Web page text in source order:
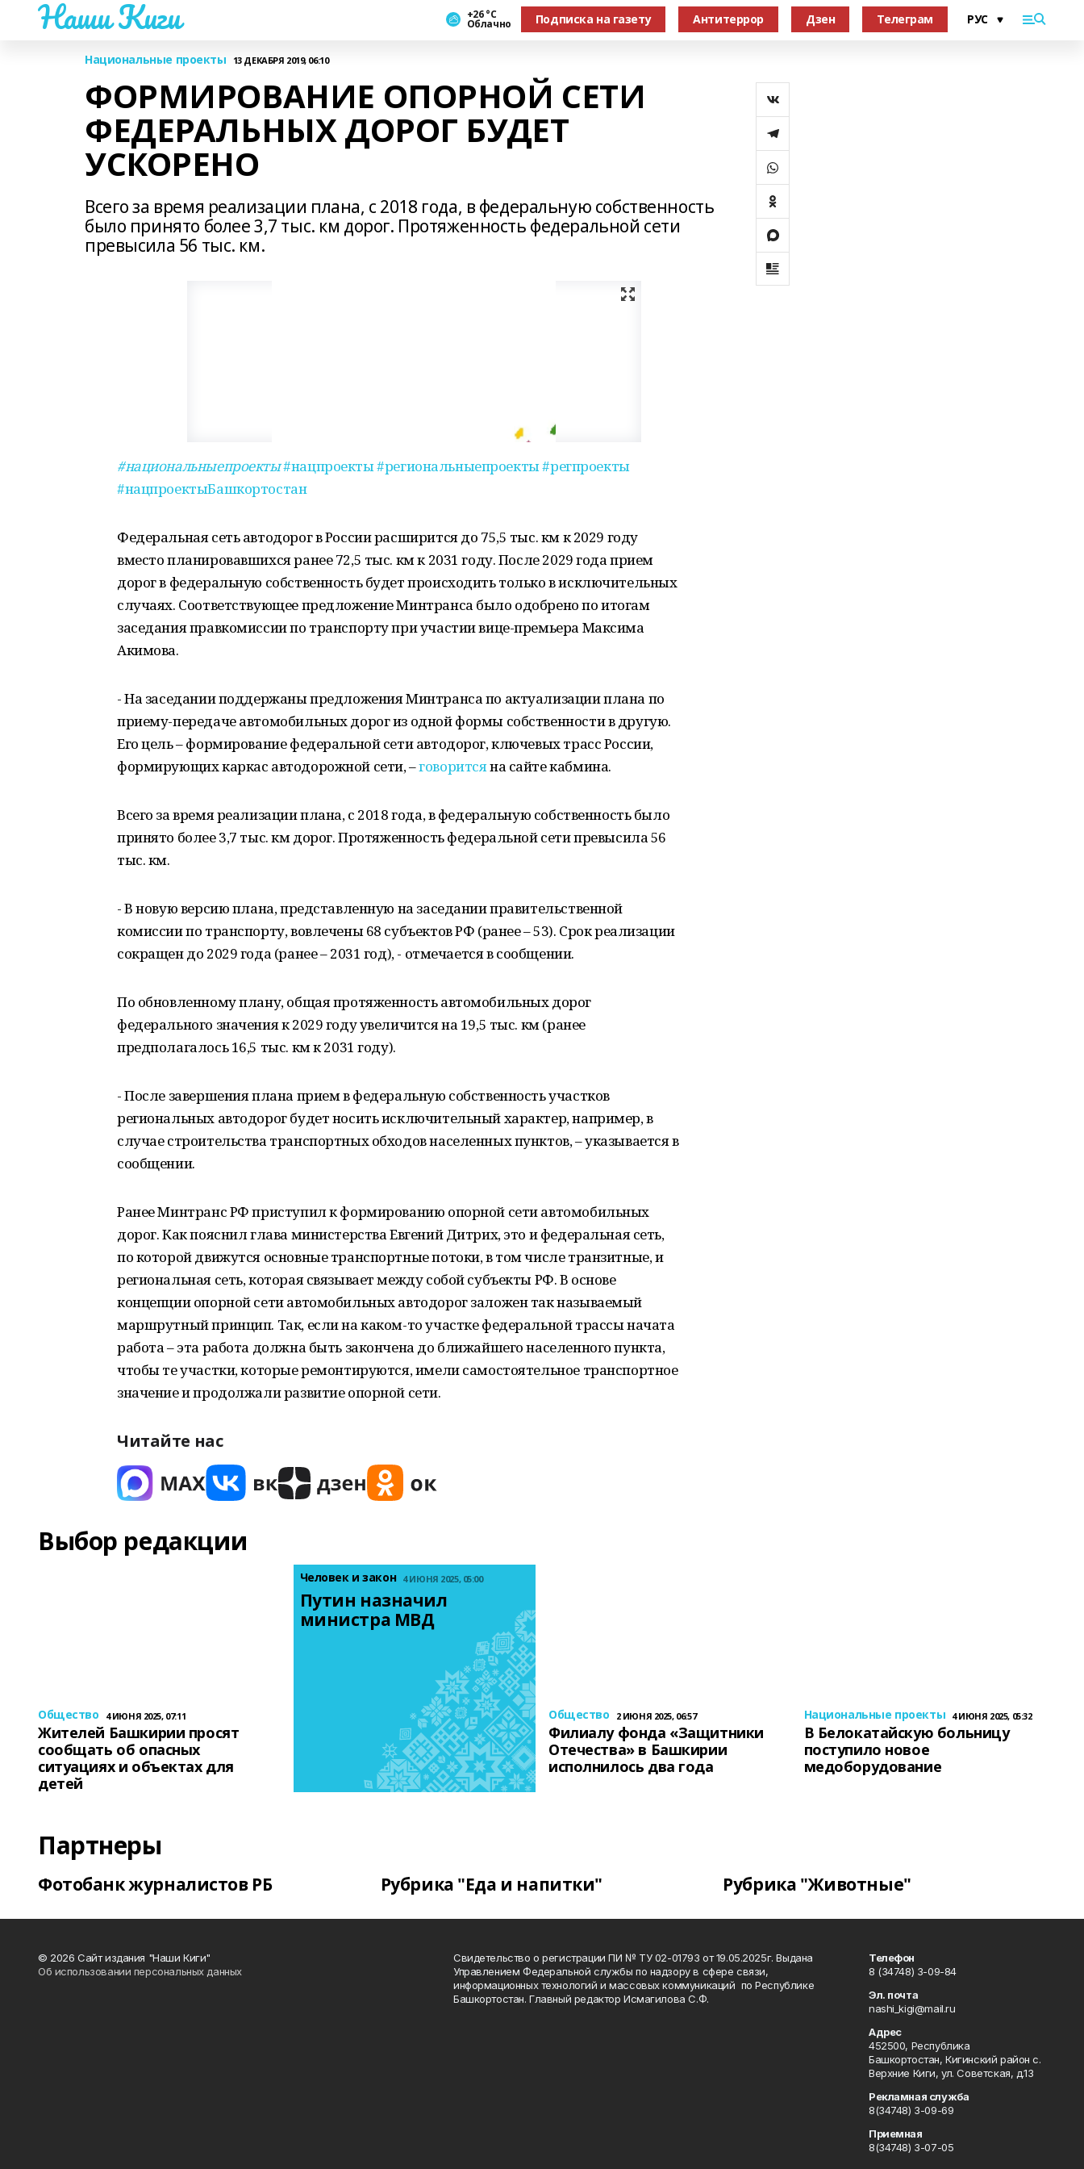
Наши Киги +26 °С
Облачно Подписка на газету Антитеррор Дзен Телеграм
Национальные проекты 13 ДЕКАБРЯ 2019, 06:10
ФОРМИРОВАНИЕ ОПОРНОЙ СЕТИ
ФЕДЕРАЛЬНЫХ ДОРОГ БУДЕТ
УСКОРЕНО
Всего за время реализации плана, с 2018 года, в федеральную собственность
было принято более 3,7 тыс. км дорог. Протяженность федеральной сети
превысила 56 тыс. км.
#национальныепроекты#нацпроекты#региональныепроекты#регпроекты
#нацпроектыБашкортостан
Федеральная сеть автодорог в России расширится до 75,5 тыс. км к 2029 году
вместо планировавшихся ранее 72,5 тыс. км к 2031 году. После 2029 года прием
дорог в федеральную собственность будет происходить только в исключительных
случаях. Соответствующее предложение Минтранса было одобрено по итогам
заседания правкомиссии по транспорту при участии вице-премьера Максима
Акимова.
- На заседании поддержаны предложения Минтранса по актуализации плана по
приему-передаче автомобильных дорог из одной формы собственности в другую.
Его цель – формирование федеральной сети автодорог, ключевых трасс России,
формирующих каркас автодорожной сети, –говоритсяна сайте кабмина.
Всего за время реализации плана, с 2018 года, в федеральную собственность было
принято более 3,7 тыс. км дорог. Протяженность федеральной сети превысила 56
тыс. км.
- В новую версию плана, представленную на заседании правительственной
комиссии по транспорту, вовлечены 68 субъектов РФ (ранее – 53). Срок реализации
сокращен до 2029 года (ранее – 2031 год), - отмечается в сообщении.
По обновленному плану, общая протяженность автомобильных дорог
федерального значения к 2029 году увеличится на 19,5 тыс. км (ранее
предполагалось 16,5 тыс. км к 2031 году).
- После завершения плана прием в федеральную собственность участков
региональных автодорог будет носить исключительный характер, например, в
случае строительства транспортных обходов населенных пунктов, – указывается в
сообщении.
Ранее Минтранс РФ приступил к формированию опорной сети автомобильных
дорог. Как пояснил глава министерства Евгений Дитрих, это и федеральная сеть,
по которой движутся основные транспортные потоки, в том числе транзитные, и
региональная сеть, которая связывает между собой субъекты РФ. В основе
концепции опорной сети автомобильных автодорог заложен так называемый
маршрутный принцип. Так, если на каком-то участке федеральной трассы начата
работа – эта работа должна быть закончена до ближайшего населенного пункта,
чтобы те участки, которые ремонтируются, имели самостоятельное транспортное
значение и продолжали развитие опорной сети.
Читайте нас
Выбор редакции
Общество 4 ИЮНЯ 2025, 07:11
Жителей Башкирии просят
сообщать об опасных
ситуациях и объектах для
детей
Человек и закон 4 ИЮНЯ 2025, 05:00
Путин назначил
министра МВД
Общество 2 ИЮНЯ 2025, 06:57
Филиалу фонда «Защитники
Отечества» в Башкирии
исполнилось два года
Национальные проекты 4 ИЮНЯ 2025, 05:32
В Белокатайскую больницу
поступило новое
медоборудование
Партнеры
Фотобанк журналистов РБ Рубрика "Еда и напитки" Рубрика "Животные"
© 2026 Сайт издания "Наши Киги"
Об использовании персональных данных
Свидетельство о регистрации ПИ № ТУ 02-01793 от 19.05.2025г. Выдана
Управлением Федеральной службы по надзору в сфере связи,
информационных технологий и массовых коммуникаций по Республике
Башкортостан. Главный редактор Исмагилова С.Ф.
Телефон
8 (34748) 3-09-84
Эл. почта
nashi_kigi@mail.ru
Адрес
452500, Республика
Башкортостан, Кигинский район с.
Верхние Киги, ул. Советская, д.13
Рекламная служба
8(34748) 3-09-69
Приемная
8(34748) 3-07-05